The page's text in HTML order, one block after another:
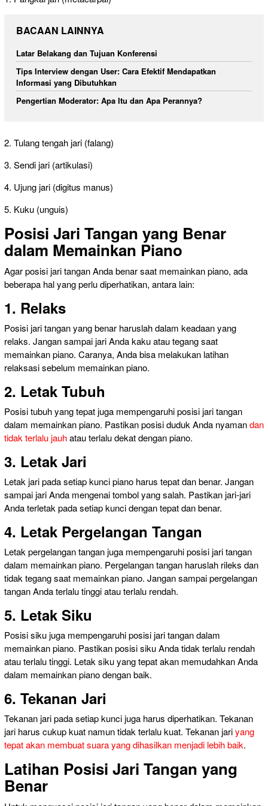
BACAAN LAINNYA
Latar Belakang dan Tujuan Konferensi
Tips Interview dengan User: Cara Efektif Mendapatkan
Informasi yang Dibutuhkan
Pengertian Moderator: Apa Itu dan Apa Perannya?
2. Tulang tengah jari (falang)
3. Sendi jari (artikulasi)
4. Ujung jari (digitus manus)
5. Kuku (unguis)
Posisi Jari Tangan yang Benar
dalam Memainkan Piano
Agar posisi jari tangan Anda benar saat memainkan piano, ada
beberapa hal yang perlu diperhatikan, antara lain:
1. Relaks
Posisi jari tangan yang benar haruslah dalam keadaan yang
relaks. Jangan sampai jari Anda kaku atau tegang saat
memainkan piano. Caranya, Anda bisa melakukan latihan
relaksasi sebelum memainkan piano.
2. Letak Tubuh
Posisi tubuh yang tepat juga mempengaruhi posisi jari tangan
dalam memainkan piano. Pastikan posisi duduk Anda nyamandan
tidak terlalu jauhatau terlalu dekat dengan piano.
3. Letak Jari
Letak jari pada setiap kunci piano harus tepat dan benar. Jangan
sampai jari Anda mengenai tombol yang salah. Pastikan jari-jari
Anda terletak pada setiap kunci dengan tepat dan benar.
4. Letak Pergelangan Tangan
Letak pergelangan tangan juga mempengaruhi posisi jari tangan
dalam memainkan piano. Pergelangan tangan haruslah rileks dan
tidak tegang saat memainkan piano. Jangan sampai pergelangan
tangan Anda terlalu tinggi atau terlalu rendah.
5. Letak Siku
Posisi siku juga mempengaruhi posisi jari tangan dalam
memainkan piano. Pastikan posisi siku Anda tidak terlalu rendah
atau terlalu tinggi. Letak siku yang tepat akan memudahkan Anda
dalam memainkan piano dengan baik.
6. Tekanan Jari
Tekanan jari pada setiap kunci juga harus diperhatikan. Tekanan
jari harus cukup kuat namun tidak terlalu kuat. Tekanan jariyang
tepat akan membuat suara yang dihasilkan menjadi lebih baik.
Latihan Posisi Jari Tangan yang
Benar